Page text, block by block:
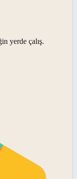
yerde çalış.